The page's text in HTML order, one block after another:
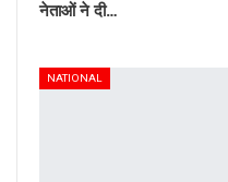
नेताओं ने दी…
NATIONAL